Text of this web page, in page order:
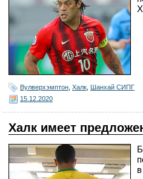
Вулверхэмптон Халк Шанхай СИПГ
15.12.2020
Халк имеет